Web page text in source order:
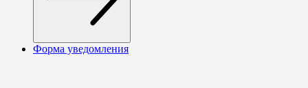
Форма уведомления